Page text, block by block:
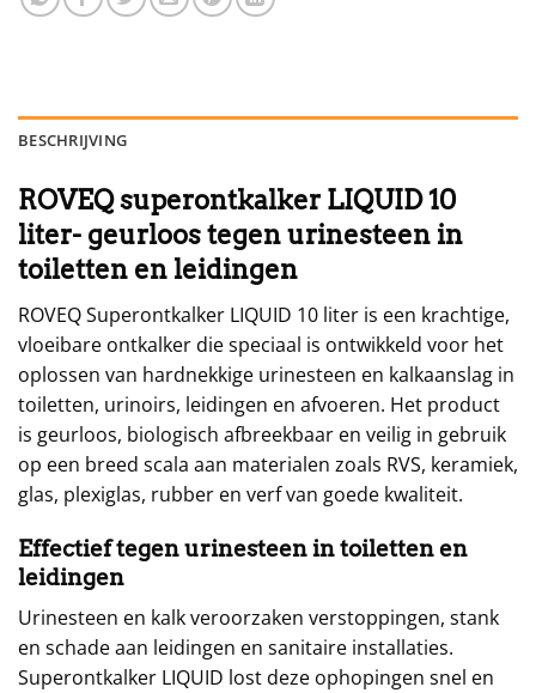
BESCHRIJVING
ROVEQ superontkalker LIQUID 10
liter- geurloos tegen urinesteen in
toiletten en leidingen
ROVEQ Superontkalker LIQUID 10 liter is een krachtige,
vloeibare ontkalker die speciaal is ontwikkeld voor het
oplossen van hardnekkige urinesteen en kalkaanslag in
toiletten, urinoirs, leidingen en afvoeren. Het product
is geurloos, biologisch afbreekbaar en veilig in gebruik
op een breed scala aan materialen zoals RVS, keramiek,
glas, plexiglas, rubber en verf van goede kwaliteit.
Effectief tegen urinesteen in toiletten en
leidingen
Urinesteen en kalk veroorzaken verstoppingen, stank
en schade aan leidingen en sanitaire installaties.
Superontkalker LIQUID lost deze ophopingen snel en